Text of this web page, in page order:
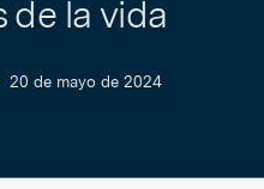
de la vida
20 de mayo de 2024